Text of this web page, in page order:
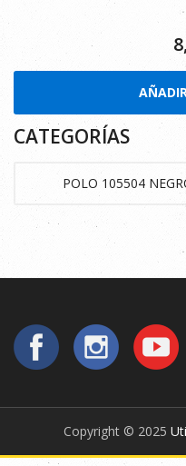
CATEGORÍAS
Copyright © 2025